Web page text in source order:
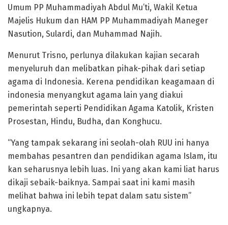
Umum PP Muhammadiyah Abdul Mu’ti, Wakil Ketua
Majelis Hukum dan HAM PP Muhammadiyah Maneger
Nasution, Sulardi, dan Muhammad Najih.
Menurut Trisno, perlunya dilakukan kajian secarah
menyeluruh dan melibatkan pihak-pihak dari setiap
agama di Indonesia. Kerena pendidikan keagamaan di
indonesia menyangkut agama lain yang diakui
pemerintah seperti Pendidikan Agama Katolik, Kristen
Prosestan, Hindu, Budha, dan Konghucu.
“Yang tampak sekarang ini seolah-olah RUU ini hanya
membahas pesantren dan pendidikan agama Islam, itu
kan seharusnya lebih luas. Ini yang akan kami liat harus
dikaji sebaik-baiknya. Sampai saat ini kami masih
melihat bahwa ini lebih tepat dalam satu sistem”
ungkapnya.